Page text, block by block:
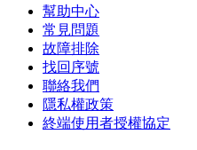
幫助中心
常見問題
故障排除
找回序號
聯絡我們
隱私權政策
終端使用者授權協定